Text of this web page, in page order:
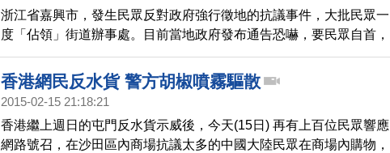
浙江省嘉興市，發生民眾反對政府強行徵地的抗議事件，大批民眾一
度「佔領」街道辦事處。目前當地政府發布通告恐嚇，要民眾自首，
官方的態度不是回應民眾訴求而是準備抓人。
香港網民反水貨 警方胡椒噴霧驅散
2015-02-15 21:18:21
香港繼上週日的屯門反水貨示威後，今天(15日) 再有上百位民眾響應
網路號召，在沙田區內商場抗議太多的中國大陸民眾在商場內購物，